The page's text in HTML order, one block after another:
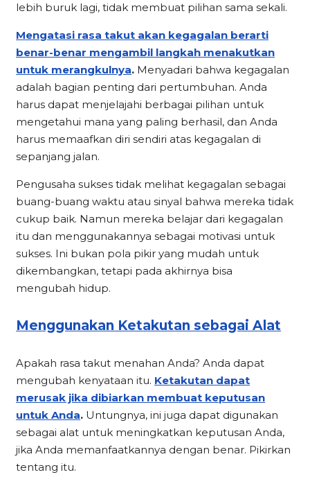
lebih buruk lagi, tidak membuat pilihan sama sekali.
Mengatasi rasa takut akan kegagalan berarti
benar-benar mengambil langkah menakutkan
untuk merangkulnya. Menyadari bahwa kegagalan
adalah bagian penting dari pertumbuhan. Anda
harus dapat menjelajahi berbagai pilihan untuk
mengetahui mana yang paling berhasil, dan Anda
harus memaafkan diri sendiri atas kegagalan di
sepanjang jalan.
Pengusaha sukses tidak melihat kegagalan sebagai
buang-buang waktu atau sinyal bahwa mereka tidak
cukup baik. Namun mereka belajar dari kegagalan
itu dan menggunakannya sebagai motivasi untuk
sukses. Ini bukan pola pikir yang mudah untuk
dikembangkan, tetapi pada akhirnya bisa
mengubah hidup.
Menggunakan Ketakutan sebagai Alat
Apakah rasa takut menahan Anda? Anda dapat
mengubah kenyataan itu. Ketakutan dapat
merusak jika dibiarkan membuat keputusan
untuk Anda. Untungnya, ini juga dapat digunakan
sebagai alat untuk meningkatkan keputusan Anda,
jika Anda memanfaatkannya dengan benar. Pikirkan
tentang itu.